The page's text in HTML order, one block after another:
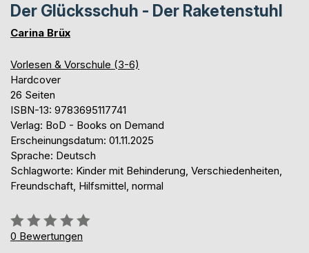
Der Glücksschuh - Der Raketenstuhl
Carina Brüx
Vorlesen & Vorschule (3-6)
Hardcover
26 Seiten
ISBN-13: 9783695117741
Verlag: BoD - Books on Demand
Erscheinungsdatum: 01.11.2025
Sprache: Deutsch
Schlagworte: Kinder mit Behinderung, Verschiedenheiten,
Freundschaft, Hilfsmittel, normal
Bewertung::
0%
0 Bewertungen